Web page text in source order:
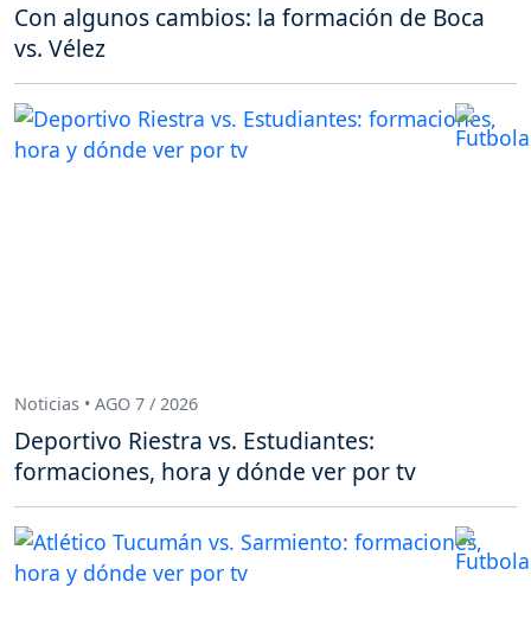
Con algunos cambios: la formación de Boca
vs. Vélez
Noticias • AGO 7 / 2026
Deportivo Riestra vs. Estudiantes:
formaciones, hora y dónde ver por tv